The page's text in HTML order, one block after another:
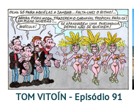
TOM VITOÍN - Episódio 91